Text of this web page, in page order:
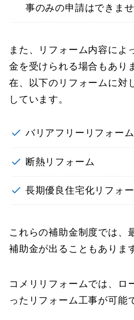
事のみの申請はできませ
また、リフォーム内容によ
金を受けられる場合もあり
在、以下のリフォームに対
しています。
バリアフリーリフォーム
断熱リフォーム
長期優良住宅化リフォ
これらの補助金制度では、
補助金が出ることもありま
コメリリフォームでは、ロ
ったリフォーム工事が可能